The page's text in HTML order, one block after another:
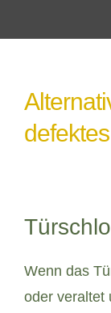
Wenn das
oder veraltet